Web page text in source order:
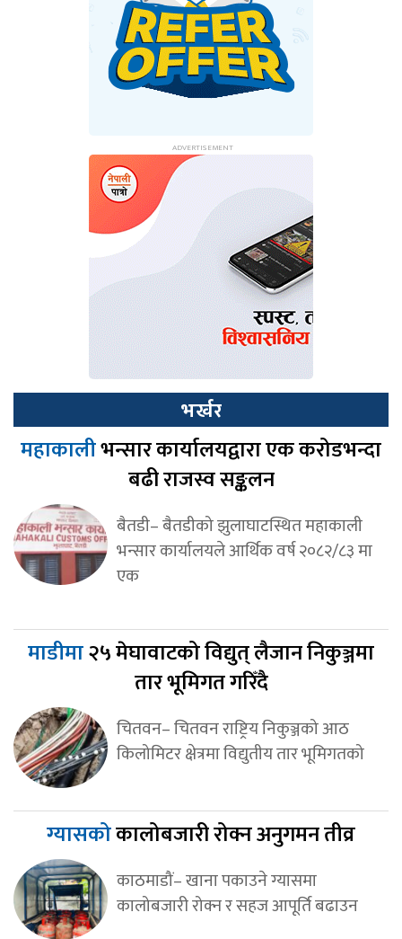
भर्खर
महाकालीभन्सार कार्यालयद्वारा एक करोडभन्दा
बढी राजस्व सङ्कलन
बैतडी– बैतडीको झुलाघाटस्थित महाकाली
भन्सार कार्यालयले आर्थिक वर्ष २०८२/८३ मा
एक
माडीमा२५ मेघावाटको विद्युत् लैजान निकुञ्जमा
तार भूमिगत गरिँदै
चितवन– चितवन राष्ट्रिय निकुञ्जको आठ
किलोमिटर क्षेत्रमा विद्युतीय तार भूमिगतको
ग्यासकोकालोबजारी रोक्न अनुगमन तीव्र
काठमाडौं– खाना पकाउने ग्यासमा
कालोबजारी रोक्न र सहज आपूर्ति बढाउन